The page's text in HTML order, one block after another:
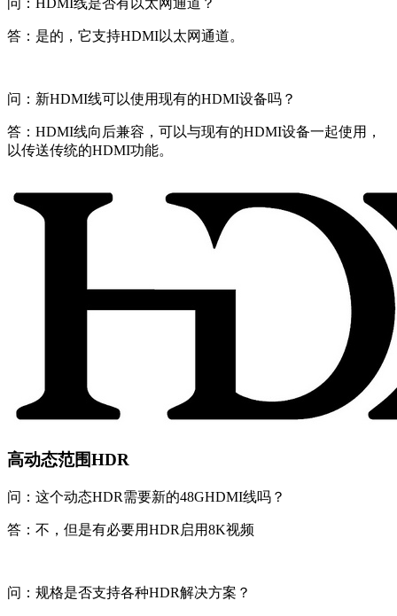
问：HDMI线是否有以太网通道？
答：是的，它支持HDMI以太网通道。
问：新HDMI线可以使用现有的HDMI设备吗？
答：HDMI线向后兼容，可以与现有的HDMI设备一起使用，
以传送传统的HDMI功能。
高动态范围HDR
问：这个动态HDR需要新的48GHDMI线吗？
答：不，但是有必要用HDR启用8K视频
问：规格是否支持各种HDR解决方案？